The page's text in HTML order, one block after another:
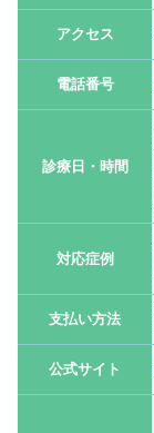
アクセス
電話番号
診療日・時間
対応症例
支払い方法
公式サイト